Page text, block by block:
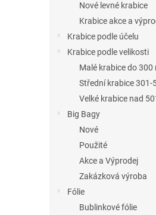
Nové levné krabice
Krabice akce a
Krabice podle účelu
Krabice podle velikosti
Malé krabice do 300
Střední krabice 301-
Velké krabice nad
Big Bagy
Nové
Použité
Akce a Výprodej
Zakázková výroba
Fólie
Bublinkové fólie